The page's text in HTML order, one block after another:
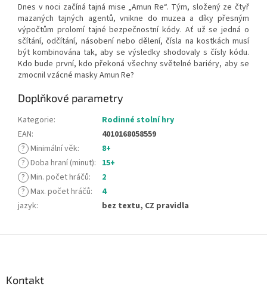
Dnes v noci začíná tajná mise „Amun Re“. Tým, složený ze čtyř
mazaných tajných agentů, vnikne do muzea a díky přesným
výpočtům prolomí tajné bezpečnostní kódy. Ať už se jedná o
sčítání, odčítání, násobení nebo dělení, čísla na kostkách musí
být kombinována tak, aby se výsledky shodovaly s čísly kódu.
Kdo bude první, kdo překoná všechny světelné bariéry, aby se
zmocnil vzácné masky Amun Re?
Doplňkové parametry
Kategorie:
Rodinné stolní hry
EAN:
4010168058559
? Minimální věk:
8+
? Doba hraní (minut): 15+
? Min. počet hráčů:
2
? Max. počet hráčů:
4
jazyk: bez textu, CZ pravidla
Kontakt